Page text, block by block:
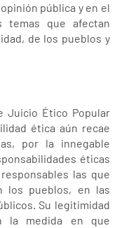
pública y en el
temas que afectan
de los pueblos y
Juicio Ético Popular
ética aún recae
por la innegable
éticas
las que
los pueblos, en las
Su legitimidad
la medida en que